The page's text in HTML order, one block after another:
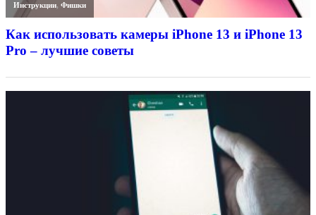
Инструкции,Фишки
Как использовать камеры iPhone 13 и iPhone 13
Pro – лучшие советы